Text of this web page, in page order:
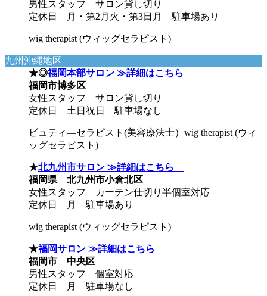
男性スタッフ サロン貸し切り
定休日 月・第2月火・第3日月 駐車場あり
wig therapist (ウィッグセラピスト)
九州沖縄地区
★◎福岡本部サロン ≫詳細はこちら
福岡市博多区
女性スタッフ サロン貸し切り
定休日 土日祝日 駐車場なし
ビュティ―セラピスト(美容療法士）wig therapist (ウィ
ッグセラピスト)
★北九州市サロン ≫詳細はこちら
福岡県 北九州市小倉北区
女性スタッフ カーテン仕切り半個室対応
定休日 月 駐車場あり
wig therapist (ウィッグセラピスト)
★福岡サロン ≫詳細はこちら
福岡市 中央区
男性スタッフ 個室対応
定休日 月 駐車場なし